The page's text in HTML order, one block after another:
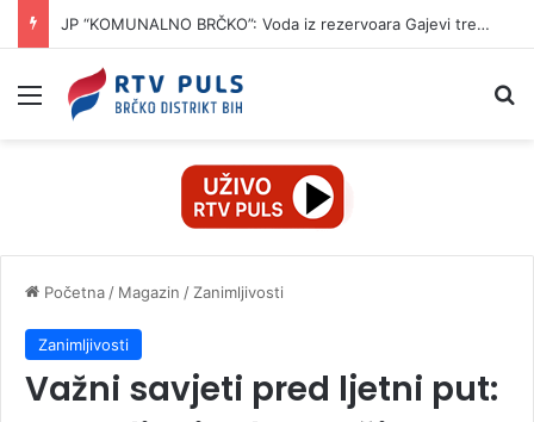
JP “KOMUNALNO BRČKO”: Voda iz rezervoara Gajevi trenutno nije za piće
Izbornik
Početna / Magazin / Zanimljivosti
Zanimljivosti
Važni savjeti pred ljetni put: